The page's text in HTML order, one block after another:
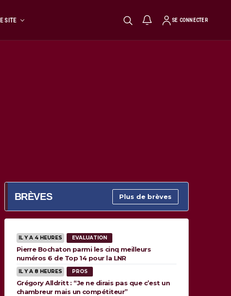
SITE SE CONNECTER
BRÈVES Plus de brèves
IL Y A 4 HEURES EVALUATION
Pierre Bochaton parmi les cinq meilleurs
numéros 6 de Top 14 pour la LNR
IL Y A 8 HEURES PROS
Grégory Alldritt : “Je ne dirais pas que c’est un
chambreur mais un compétiteur”